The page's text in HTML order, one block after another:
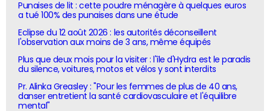
Punaises de lit : cette poudre ménagère à quelques euros
a tué 100% des punaises dans une étude
Eclipse du 12 août 2026 : les autorités déconseillent
l'observation aux moins de 3 ans, même équipés
Plus que deux mois pour la visiter : l'île d'Hydra est le paradis
du silence, voitures, motos et vélos y sont interdits
Pr. Alinka Greasley : "Pour les femmes de plus de 40 ans,
danser entretient la santé cardiovasculaire et l'équilibre
mental"